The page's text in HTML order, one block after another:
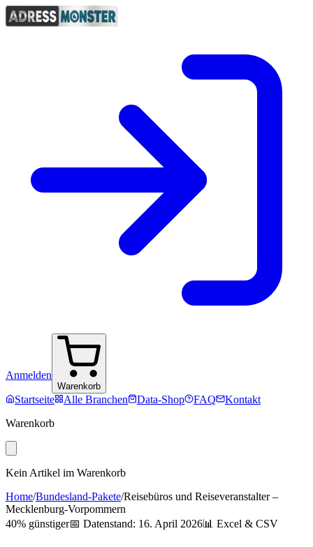
Anmelden
Warenkorb
Startseite Alle Branchen Data-Shop FAQ
Kontakt
Warenkorb
Kein Artikel im Warenkorb
Home/Bundesland-Pakete/Reisebüros und Reiseveranstalter–
Mecklenburg-Vorpommern
40% günstiger📅 Datenstand: 16. April 2026📊 Excel & CSV